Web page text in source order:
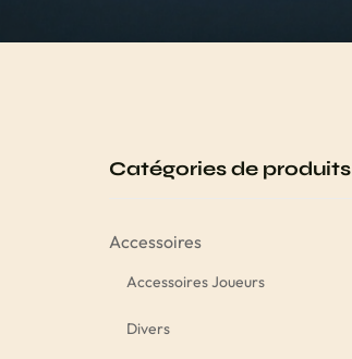
Catégories de produits
Accessoires
Accessoires Joueurs
Divers